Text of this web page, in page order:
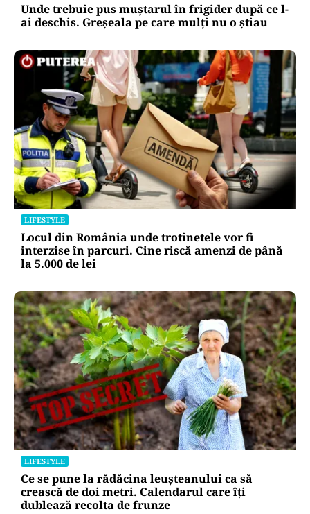
Unde trebuie pus muștarul în frigider după ce l-
ai deschis. Greșeala pe care mulți nu o știau
LIFESTYLE
Locul din România unde trotinetele vor fi
interzise în parcuri. Cine riscă amenzi de până
la 5.000 de lei
LIFESTYLE
Ce se pune la rădăcina leușteanului ca să
crească de doi metri. Calendarul care îți
dublează recolta de frunze